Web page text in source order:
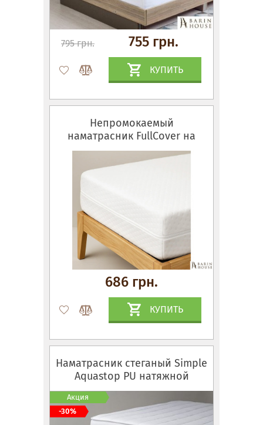
795 грн. 755 грн.
КУПИТЬ
Непромокаемый
наматрасник FullCover на
молнии
686 грн.
КУПИТЬ
Наматрасник стеганый Simple
Aquastop PU натяжной
Акция
-30%